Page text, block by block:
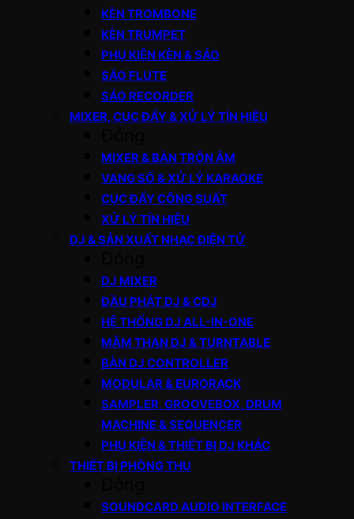
KÈN TROMBONE
KÈN TRUMPET
PHỤ KIỆN KÈN & SÁO
SÁO FLUTE
SÁO RECORDER
MIXER, CỤC ĐẨY & XỬ LÝ TÍN HIỆU
MIXER & BÀN TRỘN ÂM
VANG SỐ & XỬ LÝ KARAOKE
CỤC ĐẨY CÔNG SUẤT
XỬ LÝ TÍN HIỆU
DJ & SẢN XUẤT NHẠC ĐIỆN TỬ
DJ MIXER
ĐẦU PHÁT DJ & CDJ
HỆ THỐNG DJ ALL-IN-ONE
MÂM THAN DJ & TURNTABLE
BÀN DJ CONTROLLER
MODULAR & EURORACK
SAMPLER, GROOVEBOX, DRUM
MACHINE & SEQUENCER
PHỤ KIỆN & THIẾT BỊ DJ KHÁC
THIẾT BỊ PHÒNG THU
SOUNDCARD AUDIO INTERFACE